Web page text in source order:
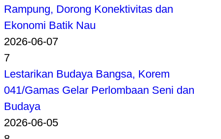
Rampung, Dorong Konektivitas dan
Ekonomi Batik Nau
2026-06-07
7
Lestarikan Budaya Bangsa, Korem
041/Gamas Gelar Perlombaan Seni dan
Budaya
2026-06-05